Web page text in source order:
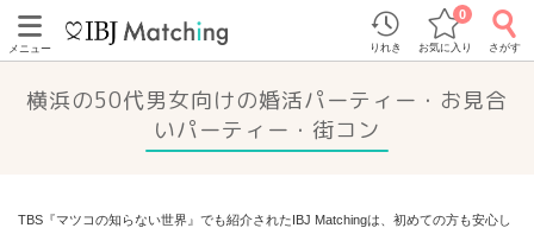
メニュー りれき お気に入り
0
さがす
横浜の50代男女向けの婚活パーティー・お見合
いパーティー・街コン
TBS『マツコの知らない世界』でも紹介されたIBJ Matchingは、初めての方も安心し